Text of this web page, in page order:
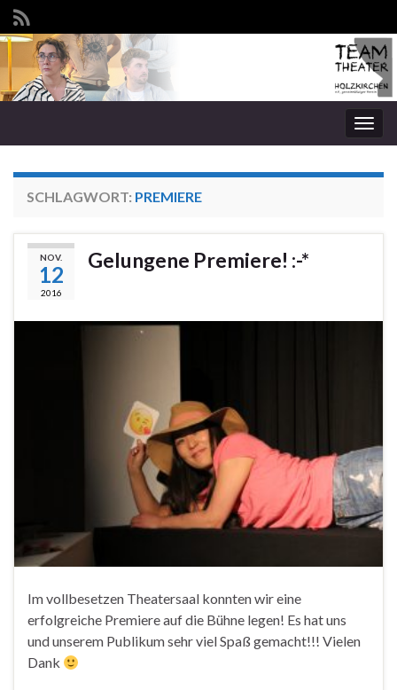
SCHLAGWORT: PREMIERE
NOV.
12
2016
Gelungene Premiere! :-*
Im vollbesetzen Theatersaal konnten wir eine
erfolgreiche Premiere auf die Bühne legen! Es hat uns
und unserem Publikum sehr viel Spaß gemacht!!! Vielen
Dank